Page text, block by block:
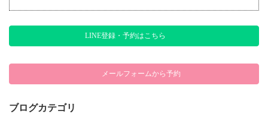
LINE登録・予約はこちら
メールフォームから予約
ブログカテゴリ